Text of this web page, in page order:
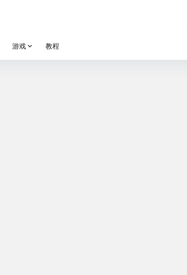
游戏 教程